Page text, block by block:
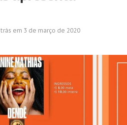
em 3 de março de 2020